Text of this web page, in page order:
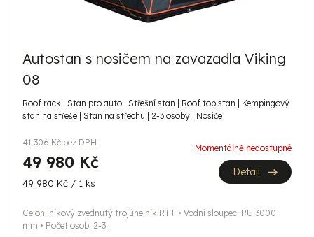
Autostan s nosičem na zavazadla Viking
08
Roof rack | Stan pro auto | Střešní stan | Roof top stan | Kempingový
stan na střeše | Stan na střechu | 2-3 osoby | Nosiče
41 306 Kč bez DPH
49 980 Kč
Měrná
49 980 Kč / 1 ks
Momentálně nedostupné
Detail
Celohliníkový zvednutý trojúhelník RTT • Vodní sloupec: PU 3000
mm • Počet osob: 2-3...